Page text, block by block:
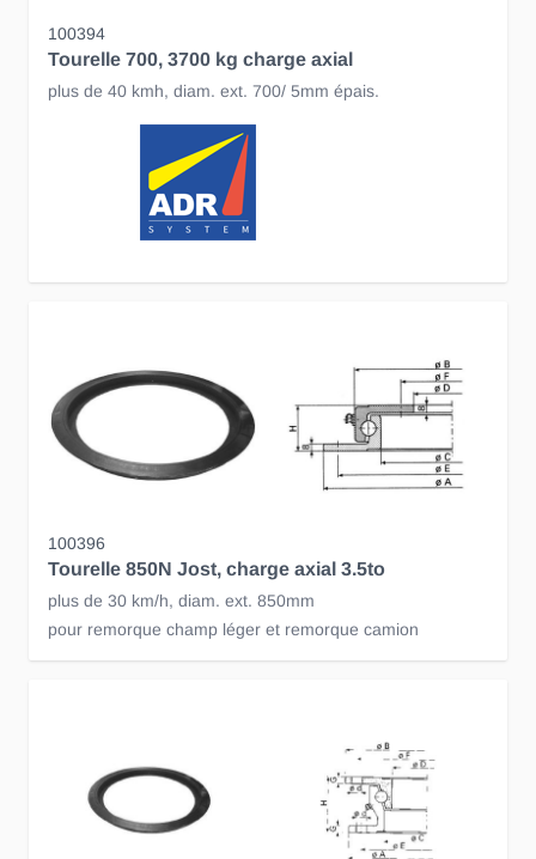
100394
Tourelle 700, 3700 kg charge axial
plus de 40 kmh, diam. ext. 700/ 5mm épais.
100396
Tourelle 850N Jost, charge axial 3.5to
plus de 30 km/h, diam. ext. 850mm
pour remorque champ léger et remorque camion